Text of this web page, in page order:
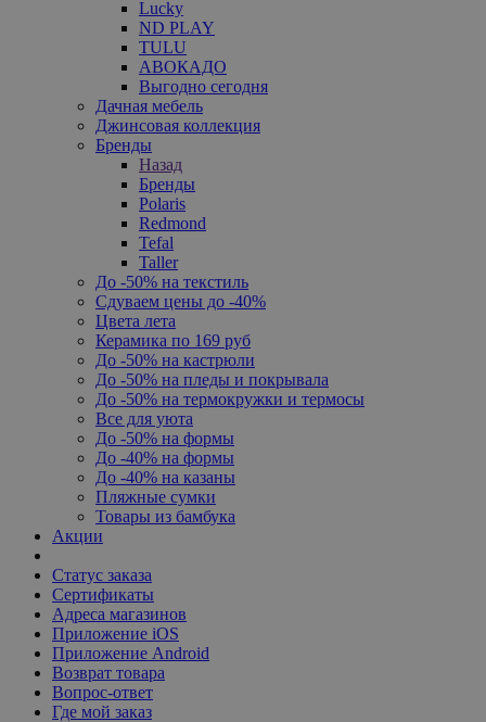
Lucky
ND PLAY
TULU
АВОКАДО
Выгодно сегодня
Дачная мебель
Джинсовая коллекция
Бренды
Назад
Бренды
Polaris
Redmond
Tefal
Taller
До -50% на текстиль
Сдуваем цены до -40%
Цвета лета
Керамика по 169 руб
До -50% на кастрюли
До -50% на пледы и покрывала
До -50% на термокружки и термосы
Все для уюта
До -50% на формы
До -40% на формы
До -40% на казаны
Пляжные сумки
Товары из бамбука
Акции
Статус заказа
Сертификаты
Адреса магазинов
Приложение iOS
Приложение Android
Возврат товара
Вопрос-ответ
Где мой заказ